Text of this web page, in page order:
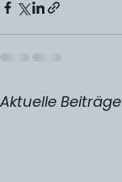
Aktuelle Beiträge